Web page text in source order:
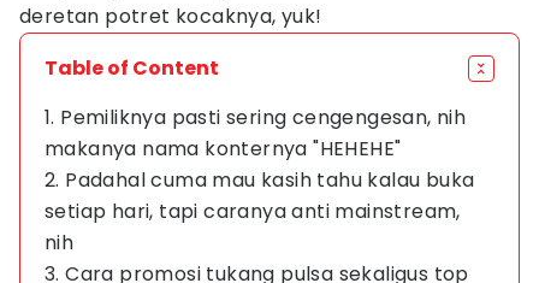
deretan potret kocaknya, yuk!
Table of Content
1. Pemiliknya pasti sering cengengesan, nih
makanya nama konternya "HEHEHE"
2. Padahal cuma mau kasih tahu kalau buka
setiap hari, tapi caranya anti mainstream,
nih
3. Cara promosi tukang pulsa sekaligus top